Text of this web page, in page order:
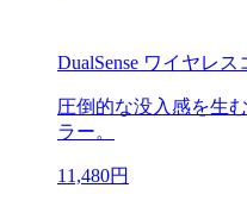
DualSense ワイヤレ
圧倒的な没入感を生
ラー。
11,480円